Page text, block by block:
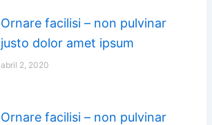
Ornare facilisi – non pulvinar
justo dolor amet ipsum
abril 2, 2020
Ornare facilisi – non pulvinar